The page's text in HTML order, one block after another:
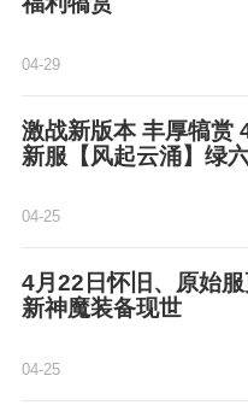
04-29
激战新版本 丰厚犒赏
新服【风起云涌】绿
04-25
4月22日怀旧、原始
新神魔装备现世
04-25